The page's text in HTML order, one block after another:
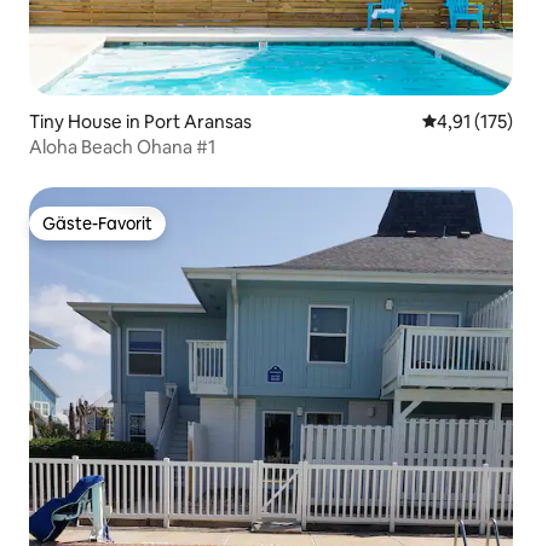
Tiny House in Port Aransas
4,91 (175)
Aloha Beach Ohana #1
Gäste-Favorit
Gäste-Favorit